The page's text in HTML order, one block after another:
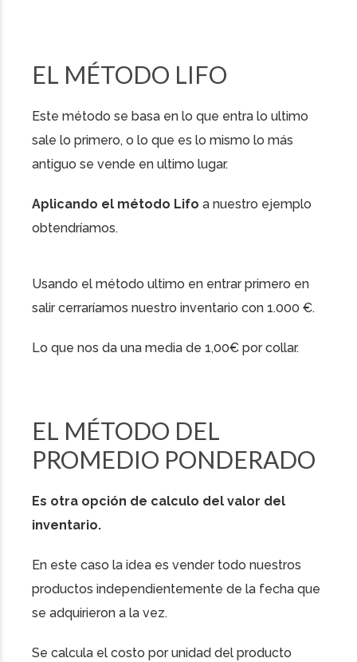
EL MÉTODO LIFO
Este método se basa en lo que entra lo ultimo
sale lo primero, o lo que es lo mismo lo más
antiguo se vende en ultimo lugar.
Aplicando el método Lifo a nuestro ejemplo
obtendríamos.
Usando el método ultimo en entrar primero en
salir cerraríamos nuestro inventario con 1.000 €.
Lo que nos da una media de 1,00€ por collar.
EL MÉTODO DEL
PROMEDIO PONDERADO
Es otra opción de calculo del valor del
inventario.
En este caso la idea es vender todo nuestros
productos independientemente de la fecha que
se adquirieron a la vez.
Se calcula el costo por unidad del producto